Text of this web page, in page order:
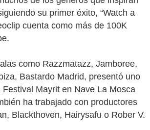
su primer éxito, “Watch a
cuenta como más de 100K
como Razzmatazz, Jamboree,
Bastardo Madrid, presentó uno
Mayrit en Nave La Mosca
ha trabajado con productores